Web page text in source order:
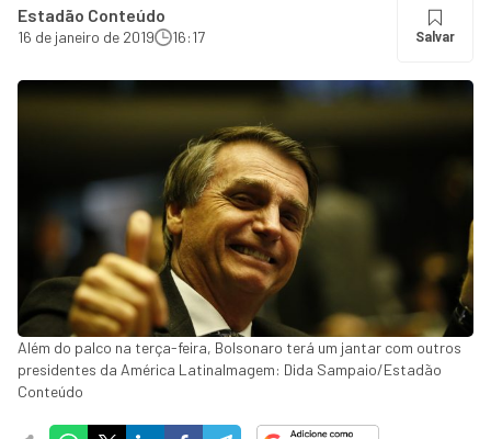
Estadão Conteúdo
16 de janeiro de 2019 16:17 Salvar
Além do palco na terça-feira, Bolsonaro terá um jantar com outros
presidentes da América LatinaImagem: Dida Sampaio/Estadão
Conteúdo